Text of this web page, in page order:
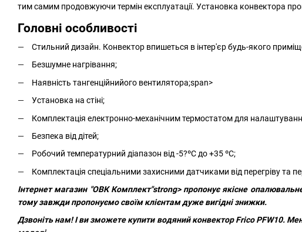
тим самим продовжуючи термін експлуатації. Установка конвектора
Головні особливості
Стильний дизайн. Конвектор впишеться в інтер'єр будь-якого
Безшумне нагрівання;
Наявність тангенційнийого вентилятора;span>
Установка на стіні;
Комплектація електронно-механічним термостатом для
Безпека від дітей;
Робочий температурний діапазон від -5?ºС до +35 ºС;
Комплектація спеціальними захисними датчиками від перегріву та
Інтернет магазин "ОВК Комплект"strong>пропонує якісне
тому завжди пропонуємо своїм клієнтам дуже вигідні знижки.
Дзвоніть нам! І ви зможетекупити водяний конвектор Frico PFW10.